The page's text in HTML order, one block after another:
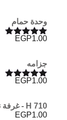
وحدة حمام
تم التقييم
EGP1.00
جزامه
تم التقييم
EGP1.00
H 710 - غرفة نوم
EGP1.00